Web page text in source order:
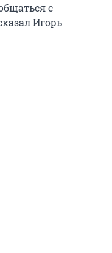
с
Игорь